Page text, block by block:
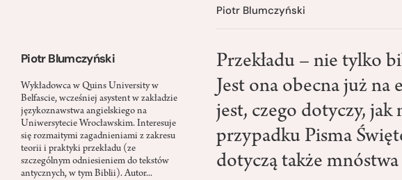
Piotr Blumczyński
Wykładowca w Quins University w
Belfascie, wcześniej asystent w zakładzie
językoznawstwa angielskiego na
Uniwersytecie Wrocławskim. Interesuje
się rozmaitymi zagadnieniami z zakresu
teorii i praktyki przekładu (ze
szczególnym odniesieniem do tekstów
antycznych, w tym Biblii). Autor...
Piotr Blumczyński
Przekładu – nie tylko
Jest ona obecna już na
jest, czego dotyczy, jak
przypadku Pisma
dotyczą także